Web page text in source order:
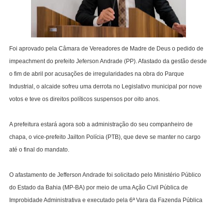
Foi aprovado pela Câmara de Vereadores de Madre de Deus o pedido de
impeachment do prefeito Jeferson Andrade (PP). Afastado da gestão desde
o fim de abril por acusações de irregularidades na obra do Parque
Industrial, o alcaide sofreu uma derrota no Legislativo municipal por nove
votos e teve os direitos políticos suspensos por oito anos.
A prefeitura estará agora sob a administração do seu companheiro de
chapa, o vice-prefeito Jailton Polícia (PTB), que deve se manter no cargo
até o final do mandato.
O afastamento de Jefferson Andrade foi solicitado pelo Ministério Público
do Estado da Bahia (MP-BA) por meio de uma Ação Civil Pública de
Improbidade Administrativa e executado pela 6ª Vara da Fazenda Pública